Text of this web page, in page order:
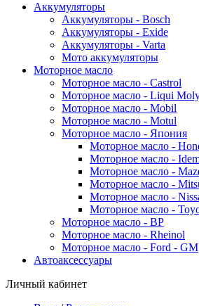
Аккумуляторы
Аккумуляторы - Bosch
Аккумуляторы - Exide
Аккумуляторы - Varta
Мото аккумуляторы
Моторное масло
Моторное масло - Castrol
Моторное масло - Liqui
Моторное масло - Mobil
Моторное масло - Motul
Моторное масло - Япония
Моторное масло -
Моторное масло -
Моторное масло -
Моторное масло -
Моторное масло -
Моторное масло -
Моторное масло - BP
Моторное масло - Rheinol
Моторное масло - Ford - GM
Автоаксессуары
Личный кабинет